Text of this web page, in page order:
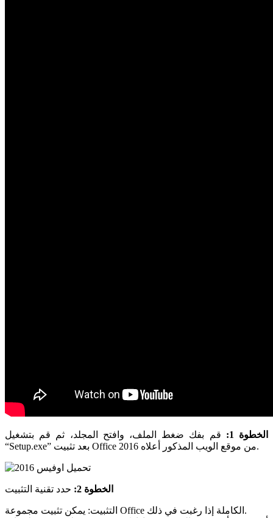
الخطوة 1:
قم بفك ضغط الملف، وافتح المجلد، ثم قم بتشغيل
“Setup.exe” بعد تثبيت Office 2016 من موقع الويب المذكور أعلاه.
الخطوة 2: حدد تقنية التثبيت
التثبيت: يمكن تثبيت مجموعة Office الكاملة إذا رغبت في ذلك.